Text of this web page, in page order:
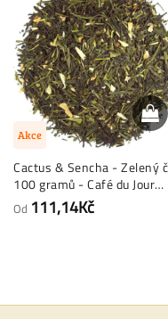
Akce
Cactus & Sencha - Zelený
100 gramů - Café du Jour
sypaný čaj
Od 111,14Kč